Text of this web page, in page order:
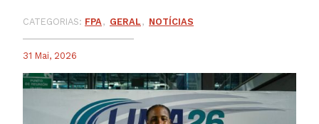
CATEGORIAS: FPA GERAL NOTÍCIAS
31 Mai, 2026